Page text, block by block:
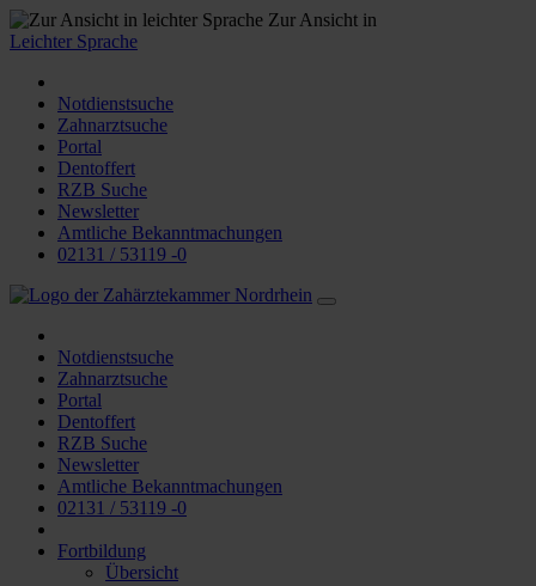
Zur Ansicht in
Leichter Sprache
Notdienstsuche
Zahnarztsuche
Portal
Dentoffert
RZB Suche
Newsletter
Amtliche Bekanntmachungen
02131 / 53119 -0
Notdienstsuche
Zahnarztsuche
Portal
Dentoffert
RZB Suche
Newsletter
Amtliche Bekanntmachungen
02131 / 53119 -0
Fortbildung
Übersicht